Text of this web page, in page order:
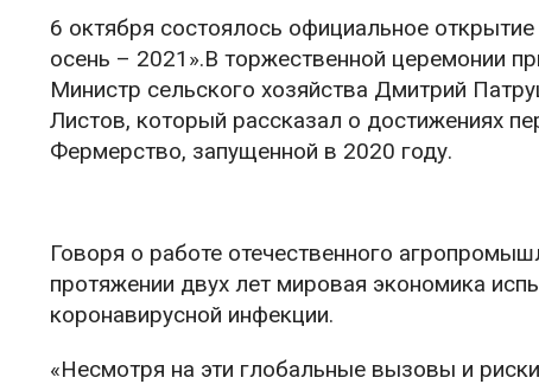
6 октября состоялось официальное
осень – 2021».В торжественной церемонии
Министр сельского хозяйства Дмитрий
Листов, который рассказал о достижениях
Фермерство, запущенной в 2020 году.
Говоря о работе отечественного
протяжении двух лет мировая экономика
коронавирусной инфекции.
«Несмотря на эти глобальные вызовы и